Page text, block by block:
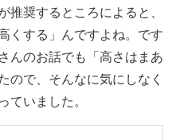
推奨するところによると、
くする」んですよね。です
んのお話でも「高さはまあ
ので、そんなに気にしなく
ていました。